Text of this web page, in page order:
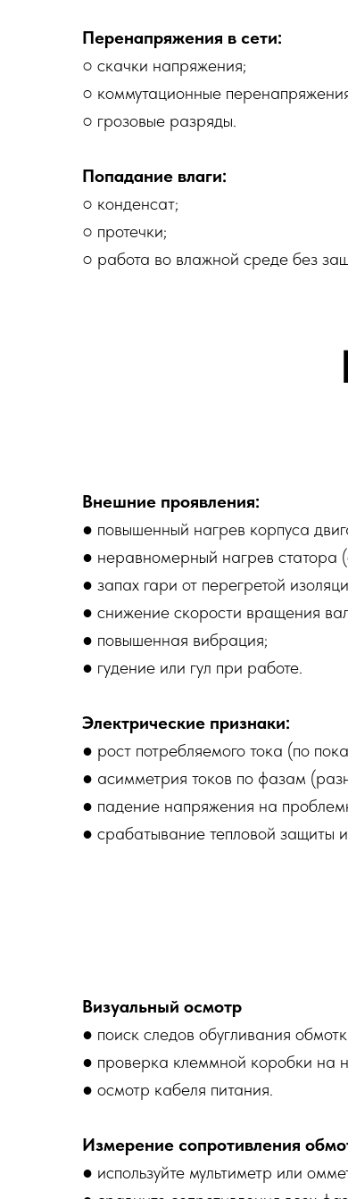
Перенапряжения в сети:
○ скачки напряжения;
○ коммутационные
○ грозовые разряды.
Попадание влаги:
○ конденсат;
○ протечки;
○ работа во влажной среде без
Внешние проявления:
● повышенный нагрев корпуса
● неравномерный нагрев статора
● запах гари от перегретой
● снижение скорости вращения
● повышенная вибрация;
● гудение или гул при работе.
Электрические признаки:
● рост потребляемого тока (по
● асимметрия токов по фазам
● падение напряжения на
● срабатывание тепловой защиты
Визуальный осмотр
● поиск следов обугливания
● проверка клеммной коробки на
● осмотр кабеля питания.
Измерение сопротивления
● используйте мультиметр или